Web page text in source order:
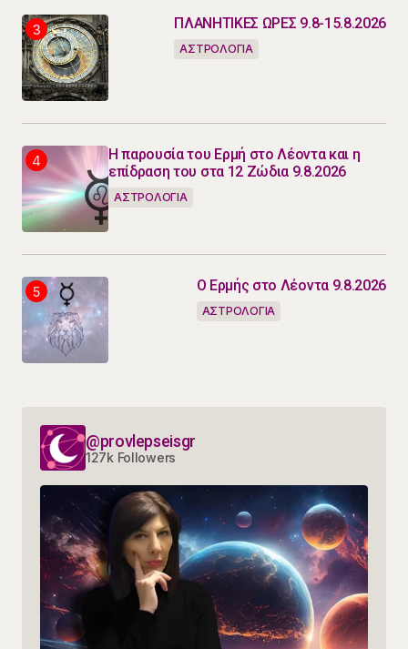
ΠΛΑΝΗΤΙΚΕΣ ΩΡΕΣ 9.8-15.8.2026
ΑΣΤΡΟΛΟΓΙΑ
Η παρουσία του Ερμή στο Λέοντα και η
επίδραση του στα 12 Ζώδια 9.8.2026
ΑΣΤΡΟΛΟΓΙΑ
Ο Ερμής στο Λέοντα 9.8.2026
ΑΣΤΡΟΛΟΓΙΑ
@provlepseisgr
127k Followers